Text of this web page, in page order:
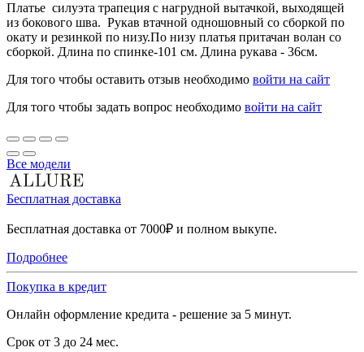
Платье силуэта трапеция с нагрудной вытачкой, выходящей
из бокового шва. Рукав втачной одношовный со сборкой по
окату и резинкой по низу.По низу платья притачан волан со
сборкой. Длина по спинке-101 см. Длина рукава - 36см.
Для того чтобы оставить отзыв необходимо войти на сайт
Для того чтобы задать вопрос необходимо войти на сайт
Все модели
Бесплатная доставка
Бесплатная доставка от 7000₽ и полном выкупе.
Подробнее
Покупка в кредит
Онлайн оформление кредита - решение за 5 минут.
Срок от 3 до 24 мес.